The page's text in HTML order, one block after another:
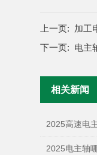
上一页: 加工
下一页: 电主
相关新闻
2025高速电主
2025电主轴